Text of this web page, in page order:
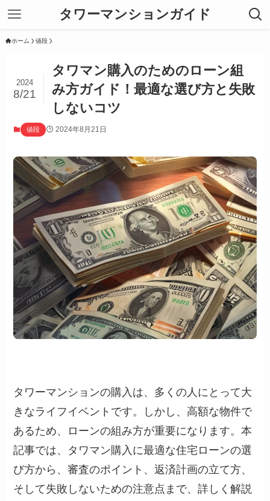
タワーマンションガイド
ホーム 値段
タワマン購入のためのローン組
み方ガイド！最適な選び方と失敗
しないコツ
2024
8/21
値段 2024年8月21日
タワーマンションの購入は、多くの人にとって大
きなライフイベントです。しかし、高額な物件で
あるため、ローンの組み方が重要になります。本
記事では、タワマン購入に最適な住宅ローンの選
び方から、審査のポイント、返済計画の立て方、
そして失敗しないための注意点まで、詳しく解説